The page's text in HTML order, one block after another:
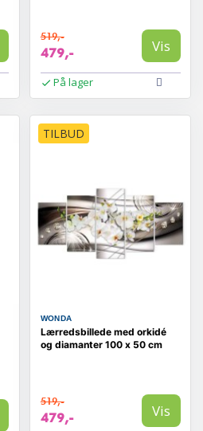
519,-
479,- Vis
På lager
TILBUD
WONDA
Lærredsbillede med orkidé
og diamanter 100 x 50 cm
519,-
479,- Vis